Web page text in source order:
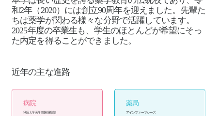
和2年（2020）には創立90周年を迎えました。 先輩た
ちは薬学が関わる様々な分野で活躍しています。
2025年度の卒業生も、学生のほとんどが希望にそっ
た内定を得ることができました。
近年の主な進路
病院
秋田大学医学部附属病院
薬局
アインファーマシーズ